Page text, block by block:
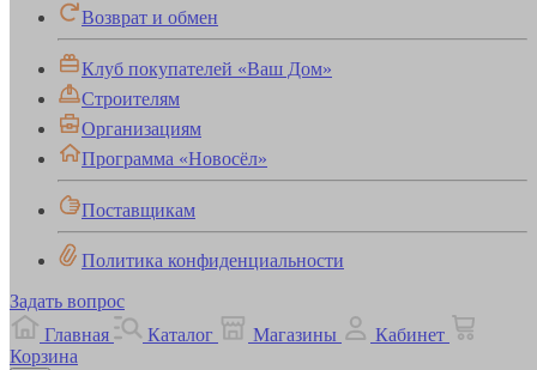
Возврат и обмен
Клуб покупателей «Ваш Дом»
Строителям
Организациям
Программа «Новосёл»
Поставщикам
Политика конфиденциальности
Задать вопрос
Главная
Каталог Магазины
Кабинет
Корзина